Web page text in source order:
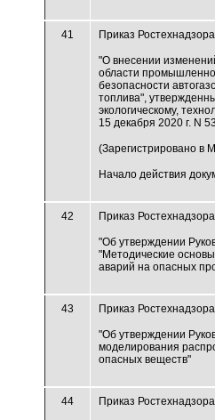
41 Приказ
"О внесении
области
безопасности
топлива",
экологическому,
15 декабря 2020 г. N
(Зарегистрировано в
Начало действия
42 Приказ
"Об утверждении
"Методические
аварий на опасных
43 Приказ
"Об утверждении
моделирования
опасных веществ"
44 Приказ